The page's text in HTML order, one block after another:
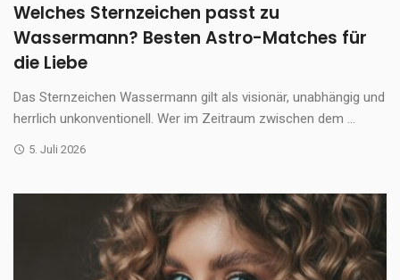
Welches Sternzeichen passt zu
Wassermann? Besten Astro-Matches für
die Liebe
Das Sternzeichen Wassermann gilt als visionär, unabhängig und
herrlich unkonventionell. Wer im Zeitraum zwischen dem ...
5. Juli 2026